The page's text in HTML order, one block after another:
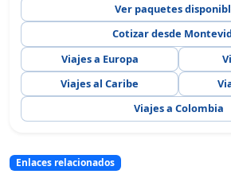
Ver paquetes
Cotizar desde
Viajes a Europa
Viajes al Caribe
Viajes a Colombia
Enlaces relacionados